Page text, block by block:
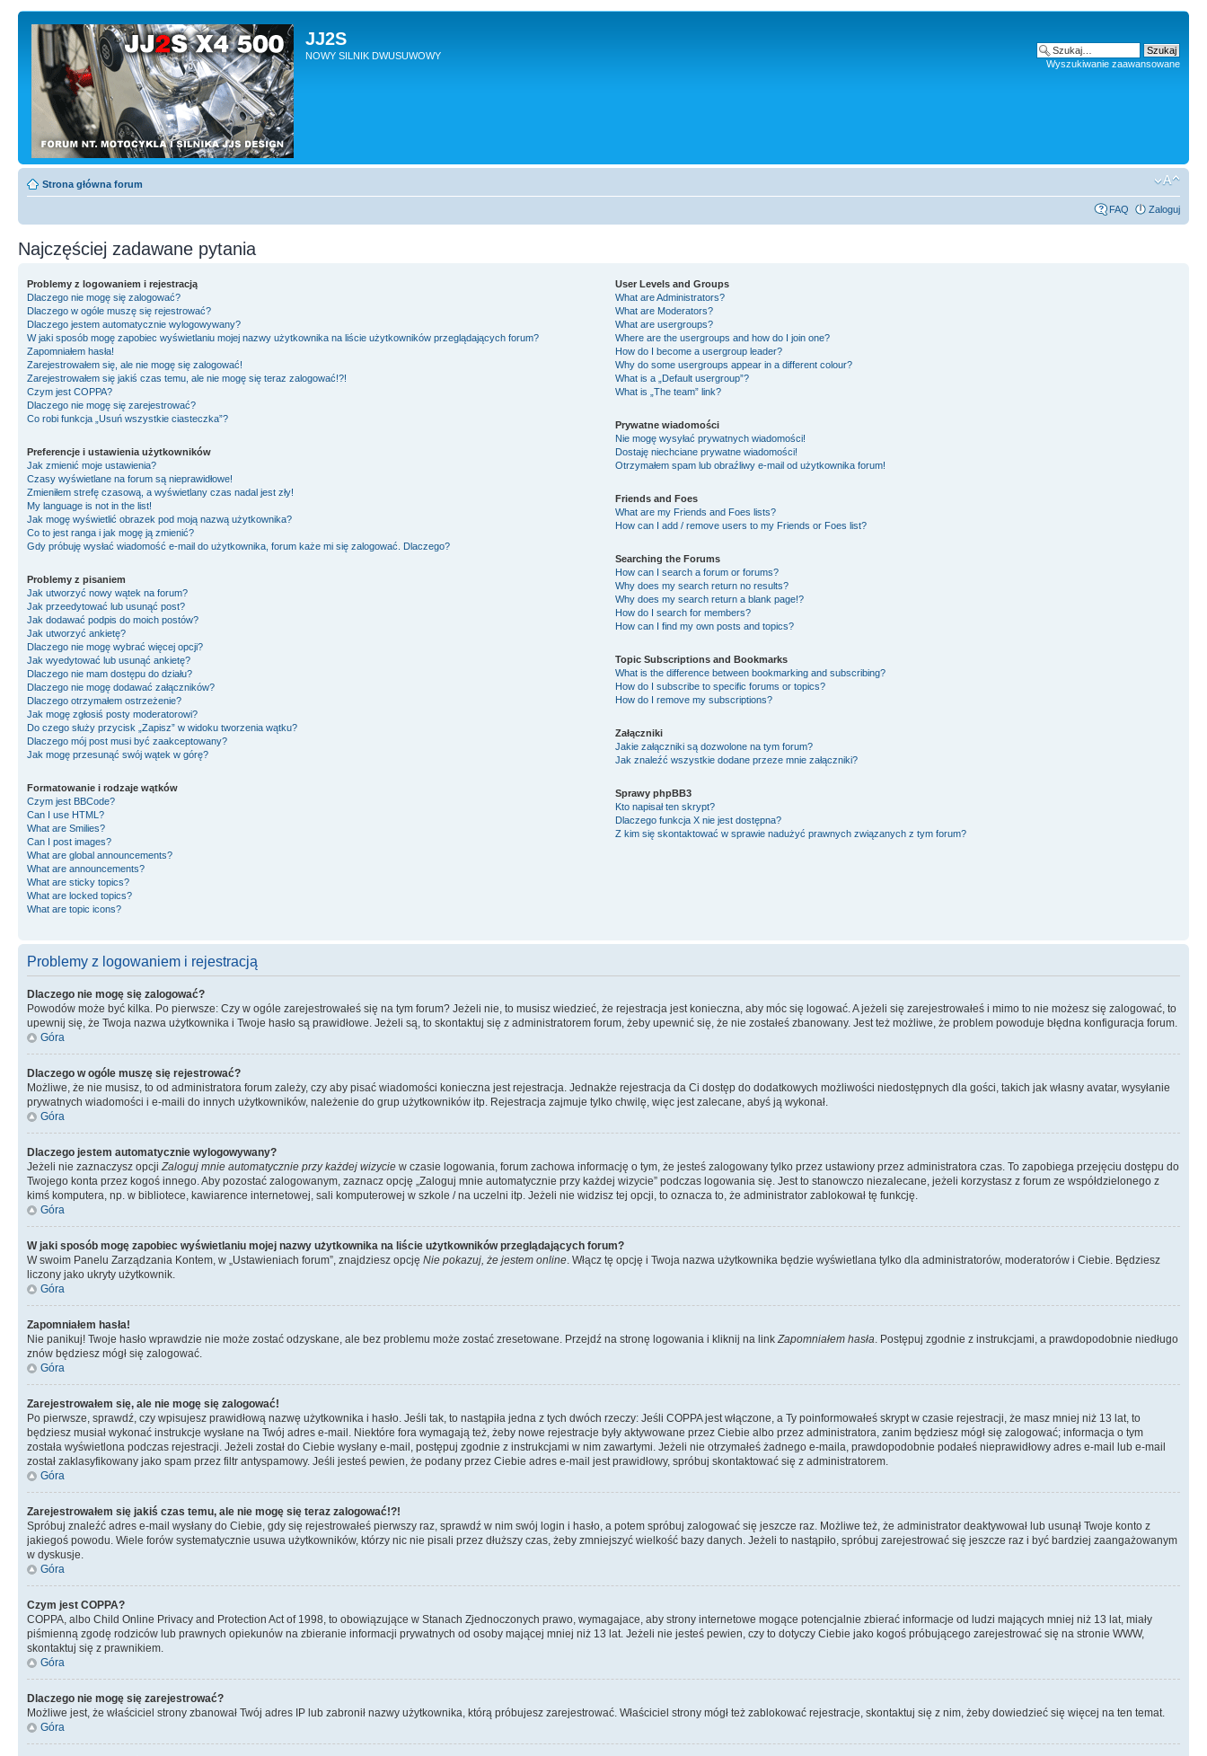
JJ2S
NOWY SILNIK DWUSUWOWY
Wyszukiwanie zaawansowane
Strona główna forum
FAQ Zaloguj
Najczęściej zadawane pytania
Problemy z logowaniem i rejestracją
Dlaczego nie mogę się zalogować?
Dlaczego w ogóle muszę się rejestrować?
Dlaczego jestem automatycznie wylogowywany?
W jaki sposób mogę zapobiec wyświetlaniu mojej nazwy użytkownika na liście użytkowników przeglądających forum?
Zapomniałem hasła!
Zarejestrowałem się, ale nie mogę się zalogować!
Zarejestrowałem się jakiś czas temu, ale nie mogę się teraz zalogować!?!
Czym jest COPPA?
Dlaczego nie mogę się zarejestrować?
Co robi funkcja „Usuń wszystkie ciasteczka”?
Preferencje i ustawienia użytkowników
Jak zmienić moje ustawienia?
Czasy wyświetlane na forum są nieprawidłowe!
Zmieniłem strefę czasową, a wyświetlany czas nadal jest zły!
My language is not in the list!
Jak mogę wyświetlić obrazek pod moją nazwą użytkownika?
Co to jest ranga i jak mogę ją zmienić?
Gdy próbuję wysłać wiadomość e-mail do użytkownika, forum każe mi się zalogować. Dlaczego?
Problemy z pisaniem
Jak utworzyć nowy wątek na forum?
Jak przeedytować lub usunąć post?
Jak dodawać podpis do moich postów?
Jak utworzyć ankietę?
Dlaczego nie mogę wybrać więcej opcji?
Jak wyedytować lub usunąć ankietę?
Dlaczego nie mam dostępu do działu?
Dlaczego nie mogę dodawać załączników?
Dlaczego otrzymałem ostrzeżenie?
Jak mogę zgłosiś posty moderatorowi?
Do czego służy przycisk „Zapisz” w widoku tworzenia wątku?
Dlaczego mój post musi być zaakceptowany?
Jak mogę przesunąć swój wątek w górę?
Formatowanie i rodzaje wątków
Czym jest BBCode?
Can I use HTML?
What are Smilies?
Can I post images?
What are global announcements?
What are announcements?
What are sticky topics?
What are locked topics?
What are topic icons?
User Levels and Groups
What are Administrators?
What are Moderators?
What are usergroups?
Where are the usergroups and how do I join one?
How do I become a usergroup leader?
Why do some usergroups appear in a different colour?
What is a „Default usergroup”?
What is „The team” link?
Prywatne wiadomości
Nie mogę wysyłać prywatnych wiadomości!
Dostaję niechciane prywatne wiadomości!
Otrzymałem spam lub obraźliwy e-mail od użytkownika forum!
Friends and Foes
What are my Friends and Foes lists?
How can I add / remove users to my Friends or Foes list?
Searching the Forums
How can I search a forum or forums?
Why does my search return no results?
Why does my search return a blank page!?
How do I search for members?
How can I find my own posts and topics?
Topic Subscriptions and Bookmarks
What is the difference between bookmarking and subscribing?
How do I subscribe to specific forums or topics?
How do I remove my subscriptions?
Załączniki
Jakie załączniki są dozwolone na tym forum?
Jak znaleźć wszystkie dodane przeze mnie załączniki?
Sprawy phpBB3
Kto napisał ten skrypt?
Dlaczego funkcja X nie jest dostępna?
Z kim się skontaktować w sprawie nadużyć prawnych związanych z tym forum?
Problemy z logowaniem i rejestracją
Dlaczego nie mogę się zalogować?
Powodów może być kilka. Po pierwsze: Czy w ogóle zarejestrowałeś się na tym forum? Jeżeli nie, to musisz wiedzieć, że rejestracja jest konieczna, aby móc się logować. A jeżeli się zarejestrowałeś i mimo to nie możesz się zalogować, to
upewnij się, że Twoja nazwa użytkownika i Twoje hasło są prawidłowe. Jeżeli są, to skontaktuj się z administratorem forum, żeby upewnić się, że nie zostałeś zbanowany. Jest też możliwe, że problem powoduje błędna konfiguracja forum.
Góra
Dlaczego w ogóle muszę się rejestrować?
Możliwe, że nie musisz, to od administratora forum zależy, czy aby pisać wiadomości konieczna jest rejestracja. Jednakże rejestracja da Ci dostęp do dodatkowych możliwości niedostępnych dla gości, takich jak własny avatar, wysyłanie
prywatnych wiadomości i e-maili do innych użytkowników, należenie do grup użytkowników itp. Rejestracja zajmuje tylko chwilę, więc jest zalecane, abyś ją wykonał.
Góra
Dlaczego jestem automatycznie wylogowywany?
Jeżeli nie zaznaczysz opcjiZaloguj mnie automatycznie przy każdej wizycie w czasie logowania, forum zachowa informację o tym, że jesteś zalogowany tylko przez ustawiony przez administratora czas. To zapobiega przejęciu dostępu do
Twojego konta przez kogoś innego. Aby pozostać zalogowanym, zaznacz opcję „Zaloguj mnie automatycznie przy każdej wizycie” podczas logowania się. Jest to stanowczo niezalecane, jeżeli korzystasz z forum ze współdzielonego z
kimś komputera, np. w bibliotece, kawiarence internetowej, sali komputerowej w szkole / na uczelni itp. Jeżeli nie widzisz tej opcji, to oznacza to, że administrator zablokował tę funkcję.
Góra
W jaki sposób mogę zapobiec wyświetlaniu mojej nazwy użytkownika na liście użytkowników przeglądających forum?
W swoim Panelu Zarządzania Kontem, w „Ustawieniach forum”, znajdziesz opcję Nie pokazuj, że jestem online. Włącz tę opcję i Twoja nazwa użytkownika będzie wyświetlana tylko dla administratorów, moderatorów i Ciebie. Będziesz
liczony jako ukryty użytkownik.
Góra
Zapomniałem hasła!
Nie panikuj! Twoje hasło wprawdzie nie może zostać odzyskane, ale bez problemu może zostać zresetowane. Przejdź na stronę logowania i kliknij na linkZapomniałem hasła. Postępuj zgodnie z instrukcjami, a prawdopodobnie niedługo
znów będziesz mógł się zalogować.
Góra
Zarejestrowałem się, ale nie mogę się zalogować!
Po pierwsze, sprawdź, czy wpisujesz prawidłową nazwę użytkownika i hasło. Jeśli tak, to nastąpiła jedna z tych dwóch rzeczy: Jeśli COPPA jest włączone, a Ty poinformowałeś skrypt w czasie rejestracji, że masz mniej niż 13 lat, to
będziesz musiał wykonać instrukcje wysłane na Twój adres e-mail. Niektóre fora wymagają też, żeby nowe rejestracje były aktywowane przez Ciebie albo przez administratora, zanim będziesz mógł się zalogować; informacja o tym
została wyświetlona podczas rejestracji. Jeżeli został do Ciebie wysłany e-mail, postępuj zgodnie z instrukcjami w nim zawartymi. Jeżeli nie otrzymałeś żadnego e-maila, prawdopodobnie podałeś nieprawidłowy adres e-mail lub e-mail
został zaklasyfikowany jako spam przez filtr antyspamowy. Jeśli jesteś pewien, że podany przez Ciebie adres e-mail jest prawidłowy, spróbuj skontaktować się z administratorem.
Góra
Zarejestrowałem się jakiś czas temu, ale nie mogę się teraz zalogować!?!
Spróbuj znaleźć adres e-mail wysłany do Ciebie, gdy się rejestrowałeś pierwszy raz, sprawdź w nim swój login i hasło, a potem spróbuj zalogować się jeszcze raz. Możliwe też, że administrator deaktywował lub usunął Twoje konto z
jakiegoś powodu. Wiele forów systematycznie usuwa użytkowników, którzy nic nie pisali przez dłuższy czas, żeby zmniejszyć wielkość bazy danych. Jeżeli to nastąpiło, spróbuj zarejestrować się jeszcze raz i być bardziej zaangażowanym
w dyskusje.
Góra
Czym jest COPPA?
COPPA, albo Child Online Privacy and Protection Act of 1998, to obowiązujące w Stanach Zjednoczonych prawo, wymagajace, aby strony internetowe mogące potencjalnie zbierać informacje od ludzi mających mniej niż 13 lat, miały
piśmienną zgodę rodziców lub prawnych opiekunów na zbieranie informacji prywatnych od osoby mającej mniej niż 13 lat. Jeżeli nie jesteś pewien, czy to dotyczy Ciebie jako kogoś próbującego zarejestrować się na stronie WWW,
skontaktuj się z prawnikiem.
Góra
Dlaczego nie mogę się zarejestrować?
Możliwe jest, że właściciel strony zbanował Twój adres IP lub zabronił nazwy użytkownika, którą próbujesz zarejestrować. Właściciel strony mógł też zablokować rejestracje, skontaktuj się z nim, żeby dowiedzieć się więcej na ten temat.
Góra